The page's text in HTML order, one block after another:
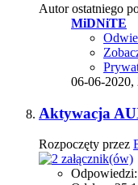
Autor ostatniego
MiDNiTE
06-06-2020,
Aktywacja
Rozpoczęty przez